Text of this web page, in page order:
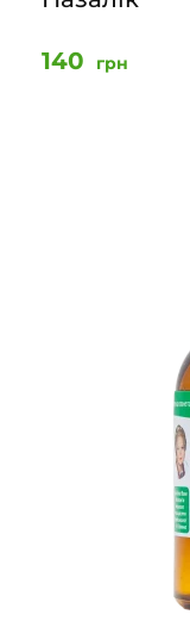
140 грн